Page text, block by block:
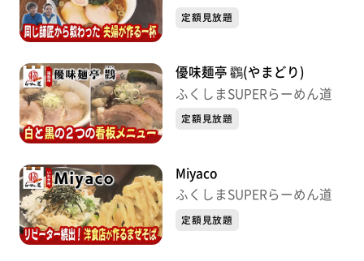
定額見放題
優味麺亭 鸐(やまどり)
ふくしまSUPERらーめん道
定額見放題
Miyaco
ふくしまSUPERらーめん道
定額見放題